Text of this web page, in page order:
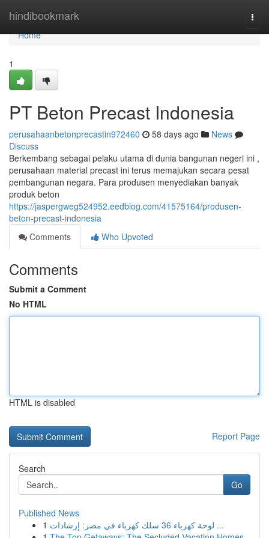
hindibookmark
Home
Home
1
PT Beton Precast Indonesia
perusahaanbetonprecastin972460 58 days ago
News
Discuss
Berkembang sebagai pelaku utama di dunia bangunan negeri ini ,
perusahaan material precast ini terus memajukan secara pesat
pembangunan negara. Para produsen menyediakan banyak
produk beton
https://jaspergweg524952.eedblog.com/41575164/produsen-
beton-precast-indonesia
Comments
Who Upvoted
Comments
Submit a Comment
No HTML
HTML is disabled
Report Page
Search
Go
Published News
1
لوحة كهرباء 36 سلك كهرباء في مصر: إرشادات ...